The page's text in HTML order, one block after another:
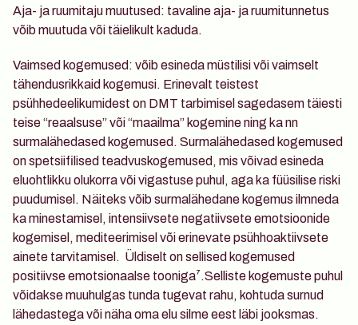
Aja- ja ruumitaju muutused: tavaline aja- ja ruumitunnetus
võib muutuda või täielikult kaduda.
Vaimsed kogemused: võib esineda müstilisi või vaimselt
tähendusrikkaid kogemusi. Erinevalt teistest
psühhedeelikumidest on DMT tarbimisel sagedasem täiesti
teise “reaalsuse” või “maailma” kogemine ning ka nn
surmalähedased kogemused. Surmalähedased kogemused
on spetsiifilised teadvuskogemused, mis võivad esineda
eluohtlikku olukorra või vigastuse puhul, aga ka füüsilise riski
puudumisel. Näiteks võib surmalähedane kogemus ilmneda
ka minestamisel, intensiivsete negatiivsete emotsioonide
kogemisel, mediteerimisel või erinevate psühhoaktiivsete
ainete tarvitamisel.  Üldiselt on sellised kogemused
positiivse emotsionaalse tooniga⁷.Selliste kogemuste puhul
võidakse muuhulgas tunda tugevat rahu, kohtuda surnud
lähedastega või näha oma elu silme eest läbi jooksmas.